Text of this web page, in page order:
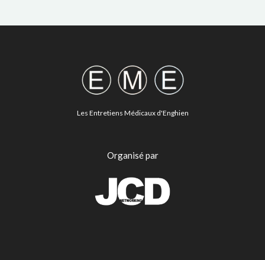
Les Entretiens Médicaux d'Enghien
Organisé par